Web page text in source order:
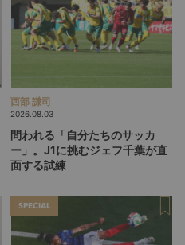
西部 謙司
2026.08.03
問われる「自分たちのサッカ
ー」。J1に挑むジェフ千葉が直
面する試練
SPECIAL